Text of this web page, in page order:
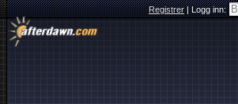
Registrer|Logg inn: